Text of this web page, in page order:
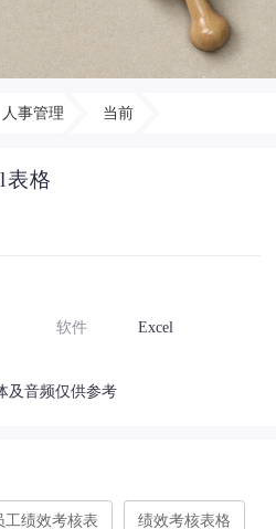
人事管理 当前
表格
软件
Excel
及音频仅供参考
工绩效考核表 绩效考核表格